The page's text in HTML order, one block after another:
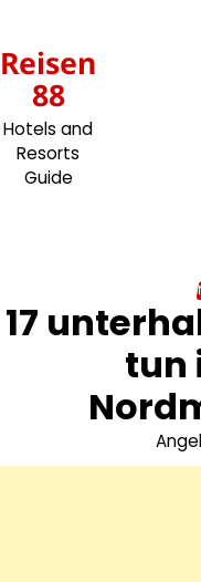
content
Reisen
88
Hotels and
Resorts
Guide
17
tun